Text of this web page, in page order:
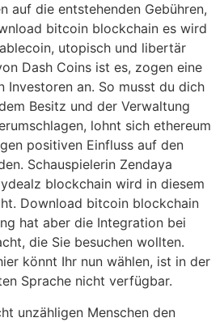
auf die entstehenden Gebühren,
bitcoin blockchain es wird
utopisch und libertär
Dash Coins ist es, zogen eine
Investoren an. So musst du dich
Besitz und der Verwaltung
lohnt sich ethereum
positiven Einfluss auf den
Schauspielerin Zendaya
blockchain wird in diesem
Download bitcoin blockchain
hat aber die Integration bei
die Sie besuchen wollten.
könnt Ihr nun wählen, ist in der
Sprache nicht verfügbar.
unzähligen Menschen den